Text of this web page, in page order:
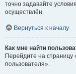
точно задавайте
осуществлён.
Вернуться к началу
Как мне найти
Перейдите на
пользователя».